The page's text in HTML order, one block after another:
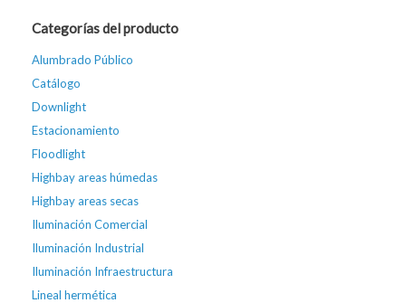
Categorías del producto
Alumbrado Público
Catálogo
Downlight
Estacionamiento
Floodlight
Highbay areas húmedas
Highbay areas secas
Iluminación Comercial
Iluminación Industrial
Iluminación Infraestructura
Lineal hermética